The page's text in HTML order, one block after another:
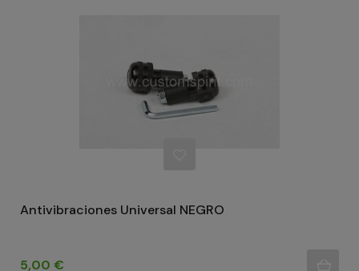
Antivibraciones Universal NEGRO
Precio
5,00 €